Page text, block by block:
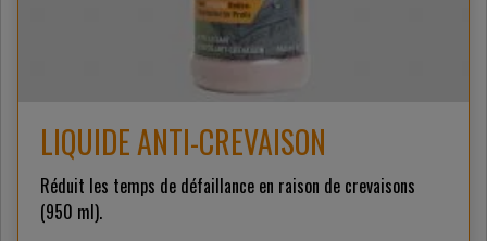
LIQUIDE ANTI-CREVAISON
Réduit les temps de défaillance en raison de crevaisons
(950 ml).